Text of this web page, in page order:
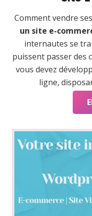
Comment vendre
un site e-
internautes se
puissent passer des
vous devez
ligne,